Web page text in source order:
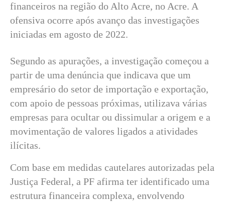
financeiros na região do Alto Acre, no Acre. A
ofensiva ocorre após avanço das investigações
iniciadas em agosto de 2022.
Segundo as apurações, a investigação começou a
partir de uma denúncia que indicava que um
empresário do setor de importação e exportação,
com apoio de pessoas próximas, utilizava várias
empresas para ocultar ou dissimular a origem e a
movimentação de valores ligados a atividades
ilícitas.
Com base em medidas cautelares autorizadas pela
Justiça Federal, a PF afirma ter identificado uma
estrutura financeira complexa, envolvendo